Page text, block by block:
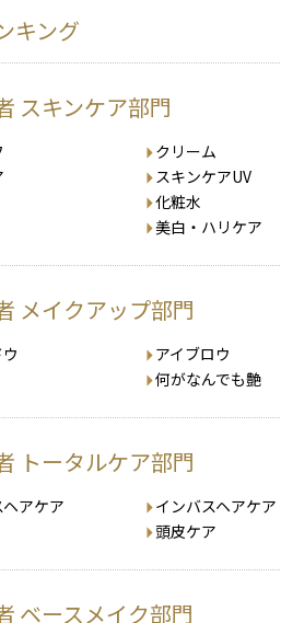
キング
スキンケア部門
クリーム
スキンケアUV
化粧水
美白・ハリケア
メイクアップ部門
アイブロウ
何がなんでも艶
トータルケア部門
アケア インバスヘアケア
頭皮ケア
ベースメイク部門